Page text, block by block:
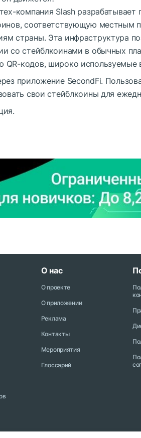
компания Slash разрабатывает
соответствующую местным
страны. Эта инфраструктура
со стейблкоинами в обычных
кодов, широко используемые
приложение SecondFi.
свои стейблкоины для
О нас
О проекте
О приложении
Реклама
Контакты
Мероприятия
Глоссарий